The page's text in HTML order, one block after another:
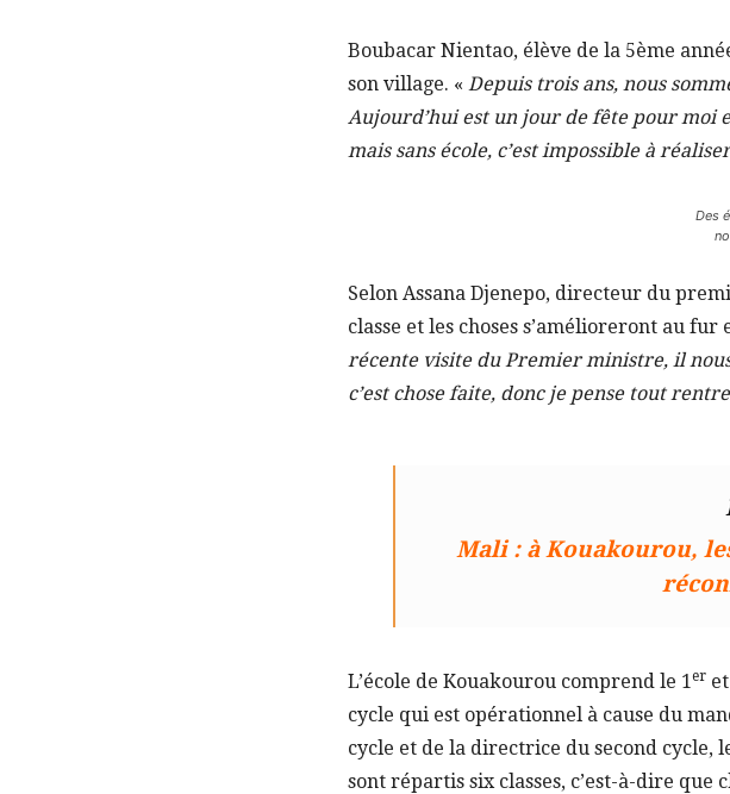
Boubacar Nientao, élève de la 5ème
son village. « Depuis trois ans, nous
Aujourd’hui est un jour de fête pour moi
mais sans école, c’est impossible à
Des
Selon Assana Djenepo, directeur du
classe et les choses s’amélioreront au fur
récente visite du Premier ministre, il
c’est chose faite, donc je pense tout
Mali : à Kouakourou,
L’école de Kouakourou comprend le 1er
cycle qui est opérationnel à cause du
cycle et de la directrice du second cycle,
sont répartis six classes, c’est-à-dire que